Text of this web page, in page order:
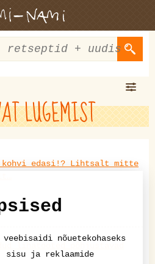
LUGEMIST
kohvi edasi!? Lihtsalt mitte
lihatooted põhjustavad
veebisaidi nõuetekohaseks
sisu ja reklaamide